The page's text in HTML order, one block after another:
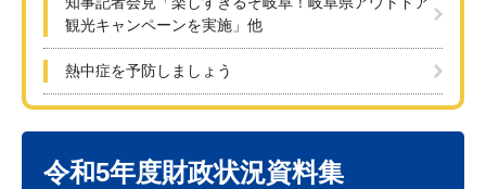
観光キャンペーンを実施」他
熱中症を予防しましょう
令和5年度財政状況資料集